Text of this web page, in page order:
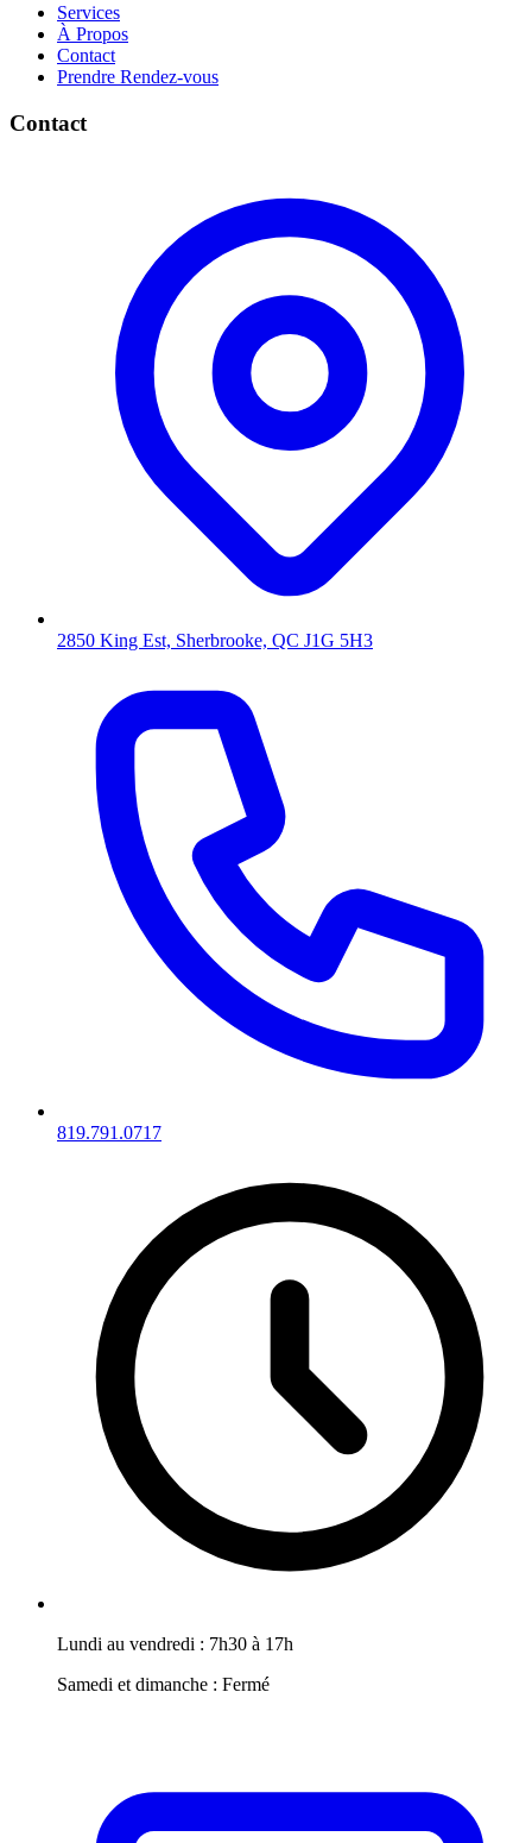
Services
À Propos
Contact
Prendre Rendez-vous
Contact
2850 King Est, Sherbrooke, QC J1G 5H3
819.791.0717
Lundi au vendredi : 7h30 à 17h
Samedi et dimanche : Fermé